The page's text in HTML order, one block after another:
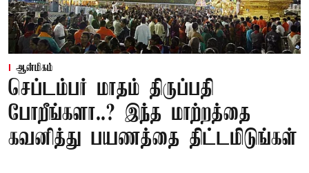
ஆன்மிகம்
செப்டம்பர் மாதம் திருப்பதி
போறீங்களா..? இந்த மாற்றத்தை
கவனித்து பயணத்தை திட்டமிடுங்கள்